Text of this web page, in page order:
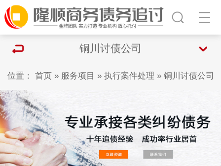
铜川讨债公司
位置： 首页» 服务项目 » 执行案件处理 » 铜川讨债公司